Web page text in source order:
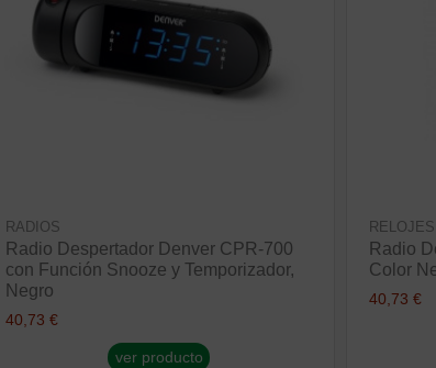
RADIOS
Radio Despertador Denver CPR-700
con Función Snooze y Temporizador,
Negro
40,73 €
ver producto
Radio
Color
40,73 €